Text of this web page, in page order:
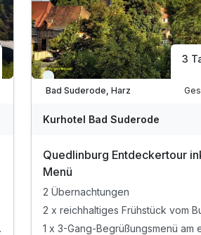
Viele Termine frei
Bad Suderode, Harz
3
Kurhotel Bad Suderode
Quedlinburg Entdeckertour
Menü
2 Übernachtungen
2 x reichhaltiges Frühstück vom
1 x 3-Gang-Begrüßungsmenü am